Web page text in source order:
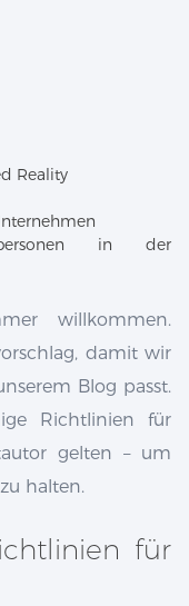
Reality
in der
willkommen.
damit wir
Blog passt.
Richtlinien für
gelten – um
halten.
für